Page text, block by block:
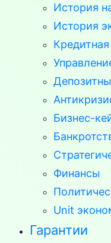
История
История
Бизнес-
Финансы
Unit
Гарантии